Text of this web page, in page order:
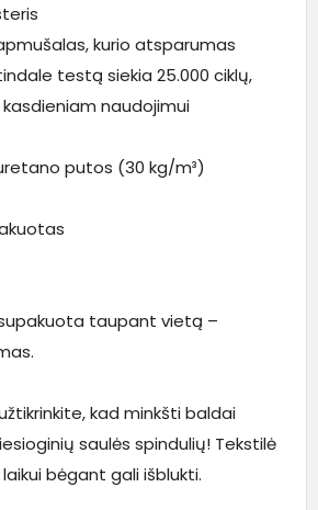
kurio atsparumas
testą siekia 25.000 ciklų,
naudojimui
putos (30 kg/m³)
taupant vietą –
kad minkšti baldai
saulės spindulių! Tekstilė
bėgant gali išblukti.